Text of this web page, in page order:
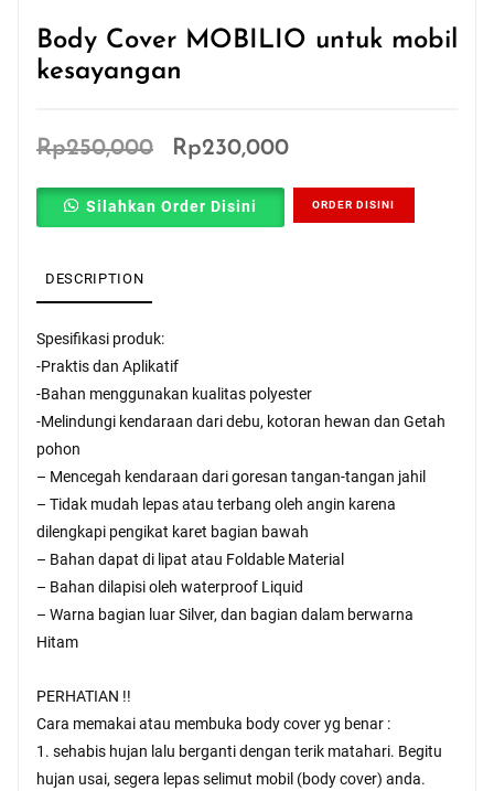
Body Cover MOBILIO untuk mobil
kesayangan
Rp250,000
Original
was:
Rp230,000Current
Silahkan Order Disini ORDER DISINI
DESCRIPTION
Spesifikasi produk:
-Praktis dan Aplikatif
-Bahan menggunakan kualitas polyester
-Melindungi kendaraan dari debu, kotoran hewan dan Getah
pohon
– Mencegah kendaraan dari goresan tangan-tangan jahil
– Tidak mudah lepas atau terbang oleh angin karena
dilengkapi pengikat karet bagian bawah
– Bahan dapat di lipat atau Foldable Material
– Bahan dilapisi oleh waterproof Liquid
– Warna bagian luar Silver, dan bagian dalam berwarna
Hitam
PERHATIAN !!
Cara memakai atau membuka body cover yg benar :
1. sehabis hujan lalu berganti dengan terik matahari. Begitu
hujan usai, segera lepas selimut mobil (body cover) anda.